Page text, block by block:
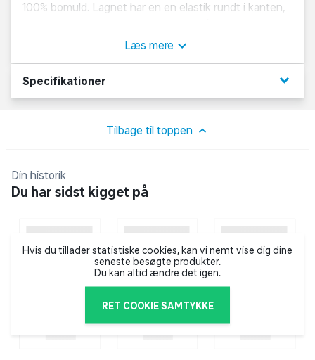
100% bomuld. Lagnet har en en elastik rundt i kanten,
Højden på lagnet er 45 cm, så det kan nå nedenom
langt de fleste sengetyper.
Vaskeanvisning:
tørretumbler. Vi anbefaler, at lagnet vaskes før brug.
Læs mere
Specifikationer keyboard_arrow_down
Tilbage til toppen
Din historik
Du har sidst kigget på
Hvis du tillader statistiske cookies, kan vi nemt vise dig dine
seneste besøgte produkter.
Du kan altid ændre det igen.
RET COOKIE SAMTYKKE